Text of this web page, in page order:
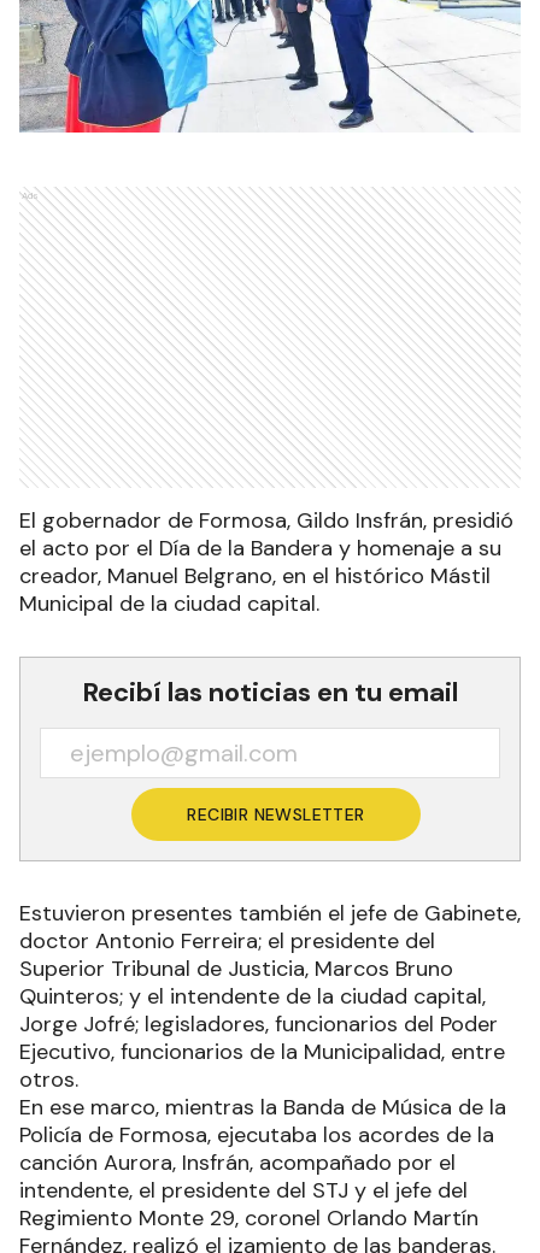
Ads
El gobernador de Formosa, Gildo Insfrán, presidió
el acto por el Día de la Bandera y homenaje a su
creador, Manuel Belgrano, en el histórico Mástil
Municipal de la ciudad capital.
Recibí las noticias en tu email
RECIBIR NEWSLETTER
Estuvieron presentes también el jefe de Gabinete,
doctor Antonio Ferreira; el presidente del
Superior Tribunal de Justicia, Marcos Bruno
Quinteros; y el intendente de la ciudad capital,
Jorge Jofré; legisladores, funcionarios del Poder
Ejecutivo, funcionarios de la Municipalidad, entre
otros.
En ese marco, mientras la Banda de Música de la
Policía de Formosa, ejecutaba los acordes de la
canción Aurora, Insfrán, acompañado por el
intendente, el presidente del STJ y el jefe del
Regimiento Monte 29, coronel Orlando Martín
Fernández, realizó el izamiento de las banderas.